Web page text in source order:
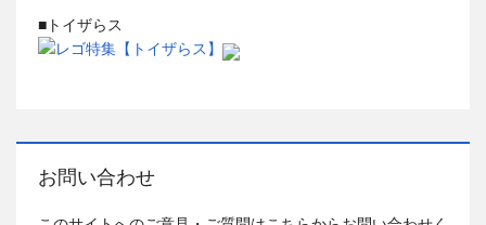
■トイザらス
お問い合わせ